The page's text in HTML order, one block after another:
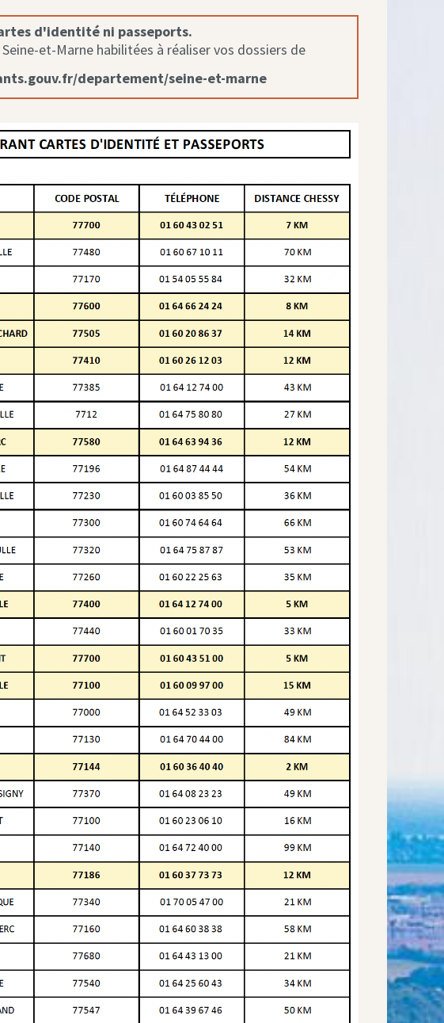
d'identité ni passeports.
et-Marne habilitées à réaliser vos dossiers de
departement/seine-et-marne